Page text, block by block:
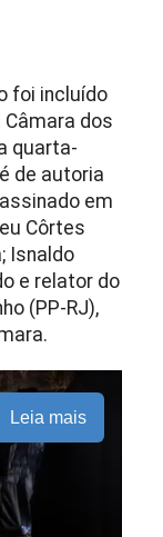
foi incluído
dos
quarta-
de autoria
em
Côrtes
Isnaldo
e relator do
(PP-RJ),
Leia mais